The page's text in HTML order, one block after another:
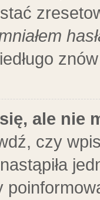
ale nie
czy